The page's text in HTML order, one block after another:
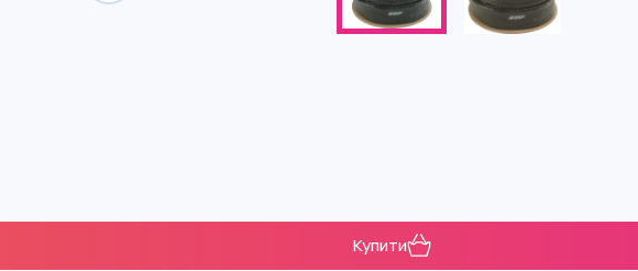
Купити